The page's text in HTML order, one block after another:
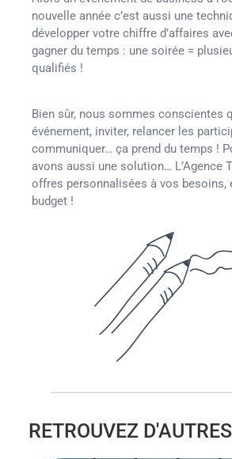
nouvelle année c’est aussi une
développer votre chiffre d’affaires
gagner du temps : une soirée =
qualifiés !
Bien sûr, nous sommes conscientes
événement, inviter, relancer les
communiquer… ça prend du temps !
avons aussi une solution… L’Agence
offres personnalisées à vos besoins,
budget !
RETROUVEZ